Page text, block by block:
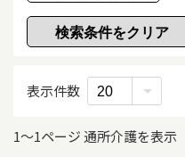
事業所番号／事業所名／
事業所名
表示件数
1～1ページ 通所介護を表示